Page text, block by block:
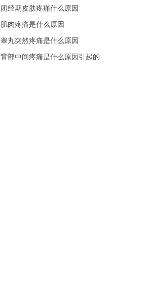
闭经期皮肤疼痛什么原因
肌肉疼痛是什么原因
睾丸突然疼痛是什么原因
背部中间疼痛是什么原因引起的